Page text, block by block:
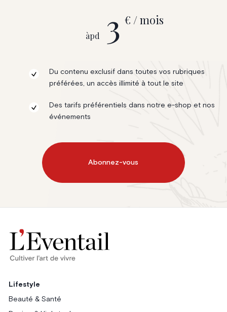
àpd 3 € / mois
Du contenu exclusif dans toutes vos rubriques
préférées, un accès illimité à tout le site
Des tarifs préférentiels dans notre e-shop et nos
événements
Abonnez-vous
Lifestyle
Beauté & Santé